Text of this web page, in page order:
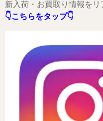
新入荷・お買取り情報をリ
👇こちらをタップ👇